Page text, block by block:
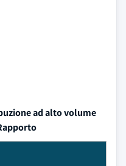
ad alto volume